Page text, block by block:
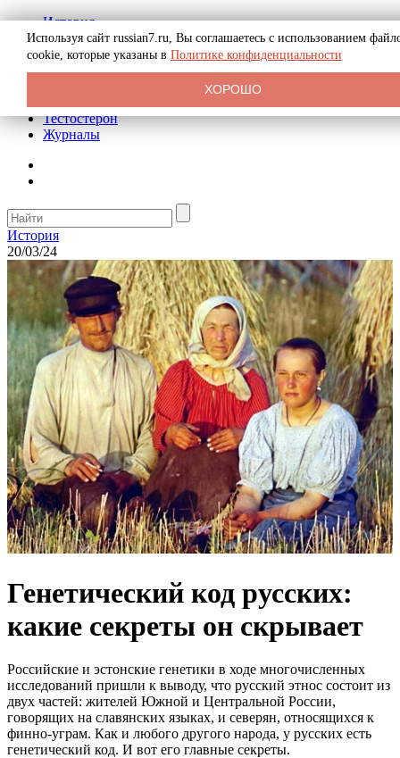
История
Биография
Криминал
Реклама на сайте
Тестостерон
Журналы
История
20/03/24
Генетический код русских:
какие секреты он скрывает
Российские и эстонские генетики в ходе многочисленных
исследований пришли к выводу, что русский этнос состоит из
двух частей: жителей Южной и Центральной России,
говорящих на славянских языках, и северян, относящихся к
финно-уграм. Как и любого другого народа, у русских есть
генетический код. И вот его главные секреты.
Используя сайт russian7.ru, Вы соглашаетесь с использованием
cookie, которые указаны в Политике конфиденциальности
ХОРОШО